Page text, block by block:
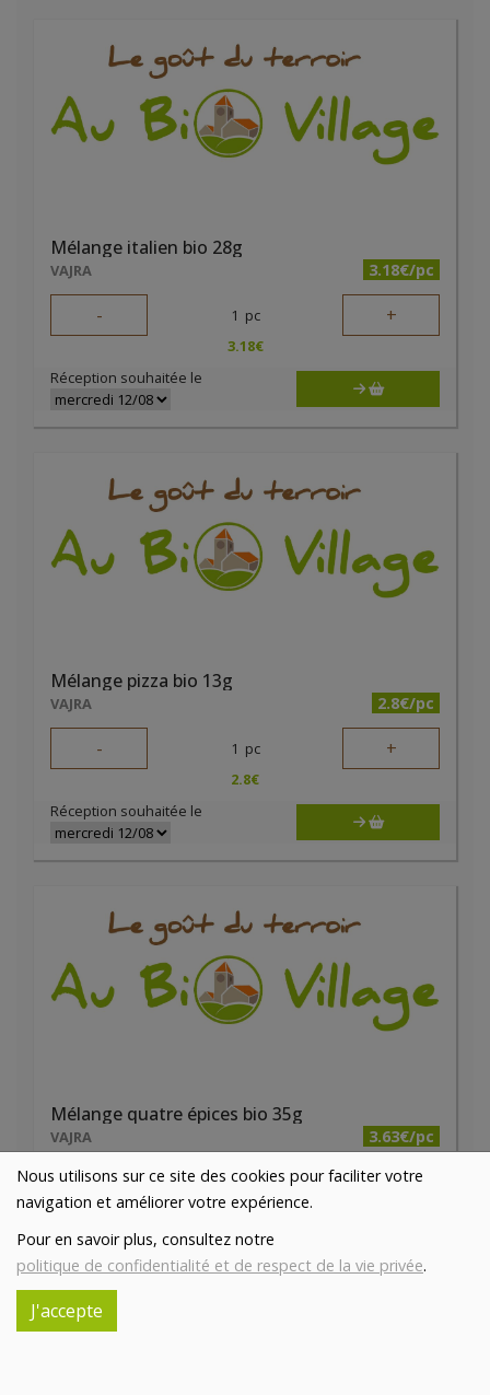
Nous utilisons sur ce site des cookies pour faciliter votre
navigation et améliorer votre expérience.
Pour en savoir plus, consultez notre
politique de confidentialité et de respect de la vie privée.
J'accepte
Mélange italien bio 28g
VAJRA 3.18€/pc
- 1 pc +
3.18€
Réception souhaitée le
Mélange pizza bio 13g
VAJRA 2.8€/pc
- 1 pc +
2.8€
Réception souhaitée le
Mélange quatre épices bio 35g
VAJRA 3.63€/pc
- 1 pc +
3.63€
Réception souhaitée le